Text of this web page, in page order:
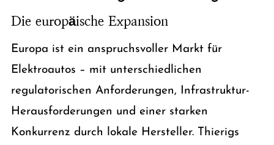
Die europäische Expansion
Europa ist ein anspruchsvoller Markt für
Elektroautos – mit unterschiedlichen
regulatorischen Anforderungen, Infrastruktur-
Herausforderungen und einer starken
Konkurrenz durch lokale Hersteller. Thierigs